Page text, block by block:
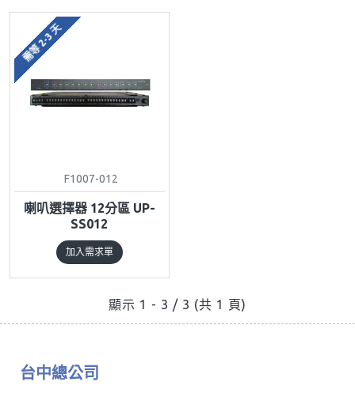
需等 2-3 天
F1007-012
喇叭選擇器 12分區 UP-
SS012
加入需求單
顯示 1 - 3 / 3 (共 1 頁)
台中總公司